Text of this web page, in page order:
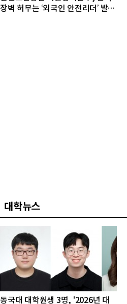
장벽 허무는 ‘외국인 안전리더’ 발대
대학뉴스
동국대 대학원생 3명, '2026년 대